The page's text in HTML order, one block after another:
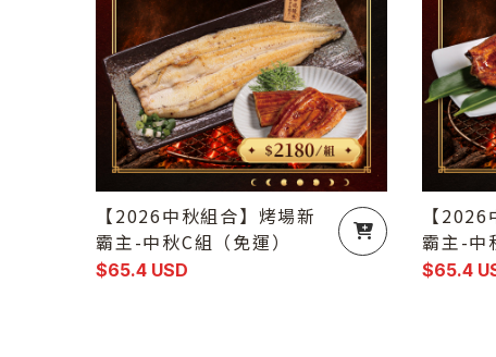
【2026中秋組合】烤場新
霸主-中秋C組（免運）
$65.4 USD
【
霸主-中
$65.4